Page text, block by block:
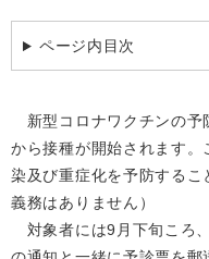
ページ内目次
新型コロナワクチンの予
から接種が開始されます
染及び重症化を予防する
義務はありません）
対象者には9月下旬ころ